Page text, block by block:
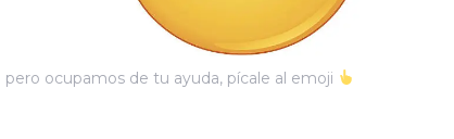
pero ocupamos de tu ayuda, pícale al emoji